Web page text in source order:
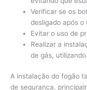
Verificar se os
desligado após o
Evitar o uso de
Realizar a
de gás,
A instalação do fogão
de segurança,